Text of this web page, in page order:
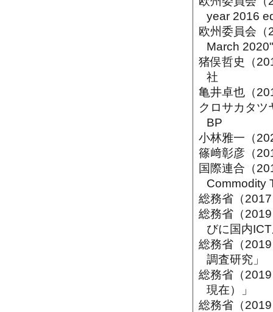
year 2016
欧州委員会（
March 2020"
猪俣哲史（
社
亀井卓也（
クロサカタ
BP
小林雅一（
篠﨑彰彦（
国際連合（
Commodity
総務省（
総務省（
びに国内
総務省（
調査研究」
総務省（
現在）」
総務省（